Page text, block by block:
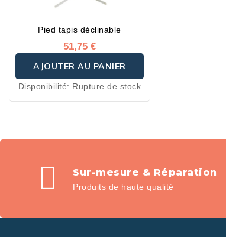
Pied tapis déclinable
51,75 €
AJOUTER AU PANIER
Disponibilité: Rupture de stock
Sur-mesure & Réparation
Produits de haute qualité